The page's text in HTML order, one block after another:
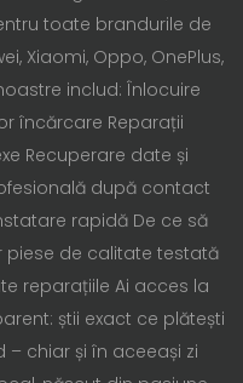
toate brandurile de
Xiaomi, Oppo, OnePlus,
includ: Înlocuire
încărcare Reparații
Recuperare date și
după contact
rapidă De ce să
piese de calitate testată
reparațiile Ai acces la
știi exact ce plătești
– chiar și în aceeași zi